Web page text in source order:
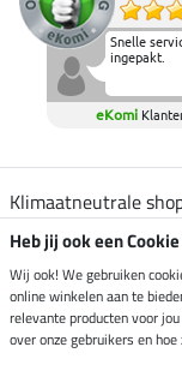
Snelle
ingepakt.
eKomi
Klimaatneutrale
Verzending per
Heb jij ook een
Wij ook! We gebruiken
online winkelen aan te
relevante producten voor
over onze gebruikers en